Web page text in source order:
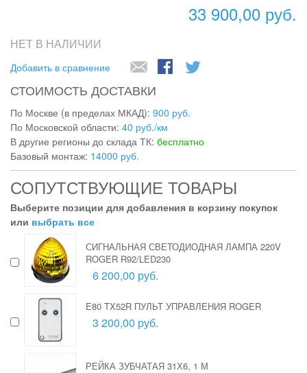
33 900,00 руб.
НЕТ В НАЛИЧИИ
Добавить в сравнение
СТОИМОСТЬ ДОСТАВКИ
По Москве (в пределах МКАД): 900 руб.
По Московской области: 40 руб./км
В другие регионы до склада ТК: бесплатно
Базовый монтаж: 14000 руб.
СОПУТСТВУЮЩИЕ ТОВАРЫ
Выберите позиции для добавления в корзину покупок
или выбрать все
СИГНАЛЬНАЯ СВЕТОДИОДНАЯ ЛАМПА 220V
ROGER R92/LED230
6 200,00 руб.
E80 TX52R ПУЛЬТ УПРАВЛЕНИЯ ROGER
3 200,00 руб.
РЕЙКА ЗУБЧАТАЯ 31Х6, 1 М